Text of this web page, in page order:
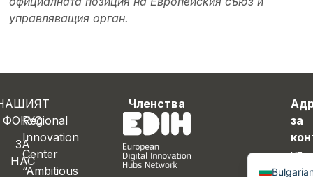
управляващия орган.
Regional
Innovation
Center
“Ambitious
ФОКУС
ЗА
НАС
Членства
за
ул.